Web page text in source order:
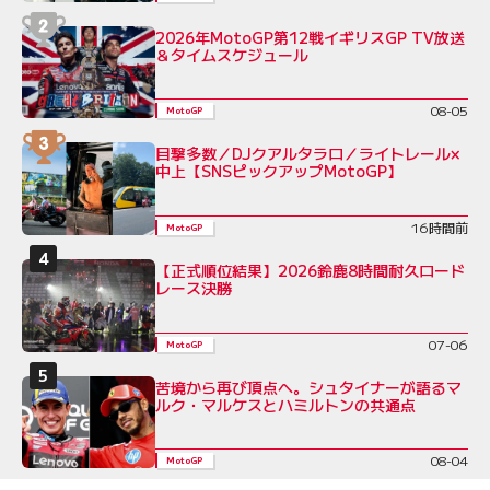
2026年MotoGP第12戦イギリスGP TV放送
＆タイムスケジュール
MotoGP 08-05
目撃多数／DJクアルタラロ／ライトレール×
中上【SNSピックアップMotoGP】
MotoGP 16時間前
【正式順位結果】2026鈴鹿8時間耐久ロード
レース決勝
MotoGP 07-06
苦境から再び頂点へ。シュタイナーが語るマ
ルク・マルケスとハミルトンの共通点
MotoGP 08-04